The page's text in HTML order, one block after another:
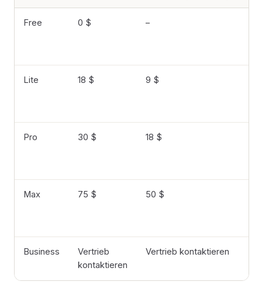
Free 0 $ –
Lite 18 $ 9 $
Pro 30 $ 18 $
Max 75 $ 50 $
Business
Vertrieb
kontaktieren
Vertrieb kontaktieren